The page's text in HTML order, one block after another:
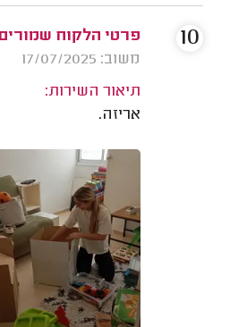
פרטי הלקוח
משוב: 17/07/2025
תיאור השירות:
אריזה.
10